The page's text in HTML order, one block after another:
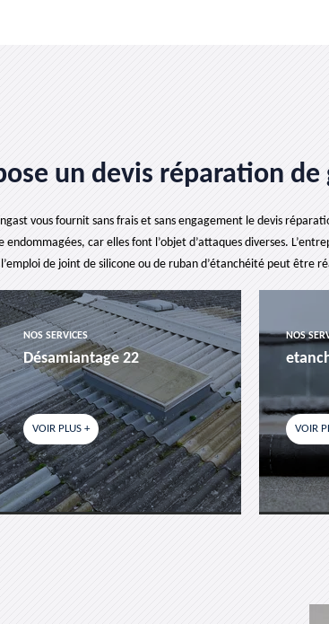
un devis réparation
vous fournit sans frais et sans engagement le devis
car elles font l’objet d’attaques diverses.
de joint de silicone ou de ruban d’étanchéité peut être
NOS SERVICES
Désamiantage 22
VOIR PLUS +
NOS
VOIR